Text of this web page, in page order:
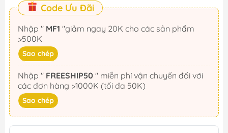
Code Ưu Đãi
Nhập " MF1
>500K
Sao chép
Nhập " FREESHIP50
các đơn hàng >1000K (tối đa 50K)
Sao chép